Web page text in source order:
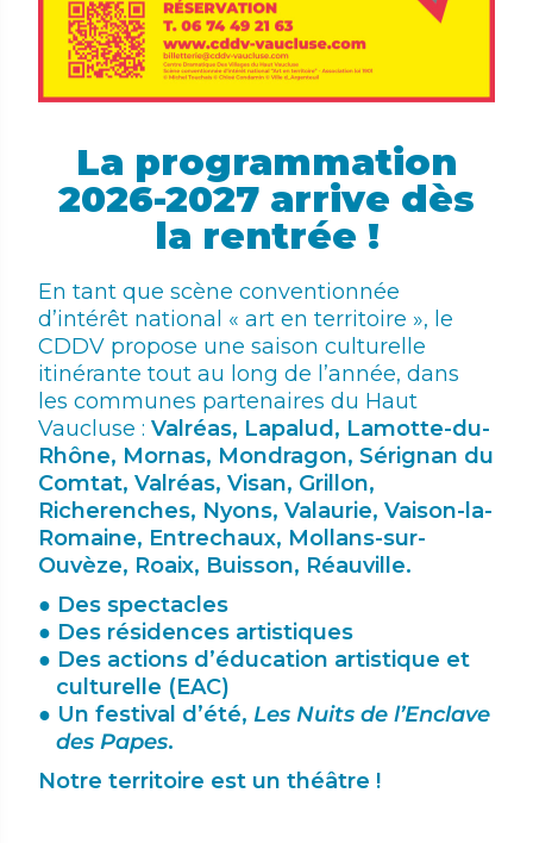
La programmation
2026-2027 arrive dès
la rentrée !
En tant que scène conventionnée
d’intérêt national « art en territoire », le
CDDV propose une saison culturelle
itinérante tout au long de l’année, dans
les communes partenaires du Haut
Vaucluse :Valréas, Lapalud, Lamotte-du-
Rhône, Mornas, Mondragon, Sérignan du
Comtat, Valréas, Visan, Grillon,
Richerenches, Nyons, Valaurie, Vaison-la-
Romaine, Entrechaux, Mollans-sur-
Ouvèze, Roaix, Buisson, Réauville.
Des spectacles
Des résidences artistiques
Des actions d’éducation artistique et
culturelle (EAC)
Un festival d’été,Les Nuits de l’Enclave
des Papes.
Notre territoire est un théâtre !